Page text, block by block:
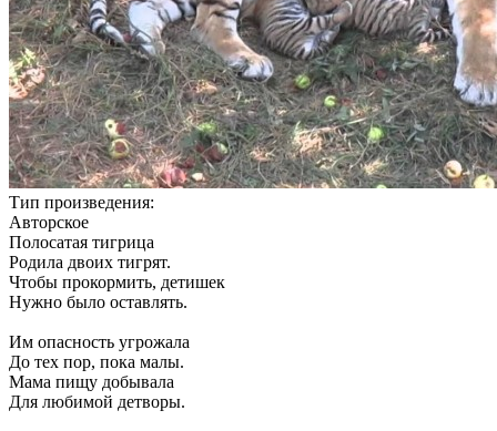
Тип произведения:
Авторское
Полосатая тигрица
Родила двоих тигрят.
Чтобы прокормить, детишек
Нужно было оставлять.
Им опасность угрожала
До тех пор, пока малы.
Мама пищу добывала
Для любимой детворы.